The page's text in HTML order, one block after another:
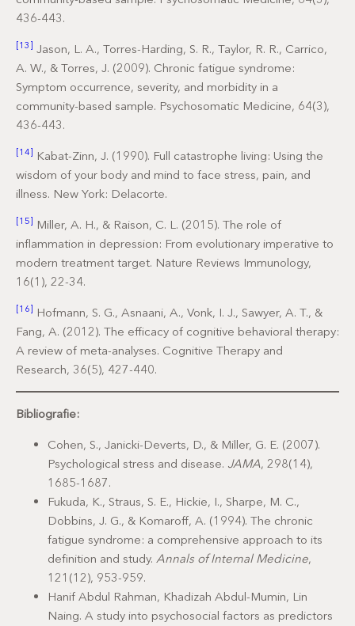
436-443.
[13] Jason, L. A., Torres-Harding, S. R., Taylor, R. R., Carrico,
A. W., & Torres, J. (2009). Chronic fatigue syndrome:
Symptom occurrence, severity, and morbidity in a
community-based sample. Psychosomatic Medicine, 64(3),
436-443.
[14] Kabat-Zinn, J. (1990). Full catastrophe living: Using the
wisdom of your body and mind to face stress, pain, and
illness. New York: Delacorte.
[15] Miller, A. H., & Raison, C. L. (2015). The role of
inflammation in depression: From evolutionary imperative to
modern treatment target. Nature Reviews Immunology,
16(1), 22-34.
[16] Hofmann, S. G., Asnaani, A., Vonk, I. J., Sawyer, A. T., &
Fang, A. (2012). The efficacy of cognitive behavioral therapy:
A review of meta-analyses. Cognitive Therapy and
Research, 36(5), 427-440.
Bibliografie:
Cohen, S., Janicki-Deverts, D., & Miller, G. E. (2007).
Psychological stress and disease. JAMA, 298(14),
1685-1687.
Fukuda, K., Straus, S. E., Hickie, I., Sharpe, M. C.,
Dobbins, J. G., & Komaroff, A. (1994). The chronic
fatigue syndrome: a comprehensive approach to its
definition and study. Annals of Internal Medicine,
121(12), 953-959.
Hanif Abdul Rahman, Khadizah Abdul-Mumin, Lin
Naing. A study into psychosocial factors as predictors